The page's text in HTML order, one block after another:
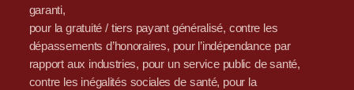
garanti,
pour la gratuité / tiers payant généralisé, contre les
dépassements d’honoraires, pour l’indépendance par
rapport aux industries, pour un service public de santé,
contre les inégalités sociales de santé, pour la